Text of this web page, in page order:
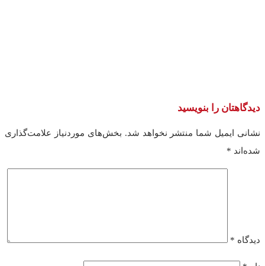
را بنویسید
شما منتشر نخواهد شد. بخش‌های موردنیاز علامت‌گذاری